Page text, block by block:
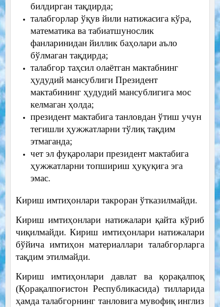
билдирган тақдирда;
талабгорлар ўқув йили натижасига кўра,
математика ва табиатшунослик
фанларинидан йиллик баҳолари аъло
бўлмаган тақдирда;
талабгор таҳсил олаётган мактабнинг
ҳудудий мансублиги Президент
мактабининг ҳудудий мансублигига мос
келмаган ҳолда;
президент мактабига танловдан ўтиш учун
тегишли ҳужжатларни тўлиқ тақдим
этмаганда;
чет эл фуқаролари президент мактабига
ҳужжатларни топшириш ҳуқуқига эга
эмас.
Кириш имтиҳонлари такроран ўтказилмайди.
Кириш имтиҳонлари натижалари қайта кўриб
чиқилмайди. Кириш имтиҳонлари натижалари
бўйича имтиҳон материаллари талабгорларга
тақдим этилмайди.
Кириш имтиҳонлари давлат ва қорақалпоқ
(Қорақалпоғистон Республикасида) тилларида
ҳамда талабгорнинг танловига мувофиқ инглиз